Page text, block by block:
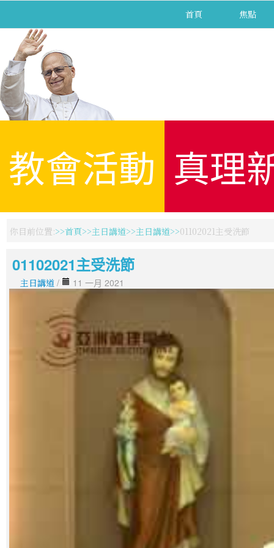
首頁 焦點
教會活動 真理
你目前位置: 首頁 主日講道 主日講道 01102021主受洗節
01102021主受洗節
主日講道 / 11 一月 2021